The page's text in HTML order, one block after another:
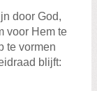
door God,
voor Hem te
te vormen
blijft: